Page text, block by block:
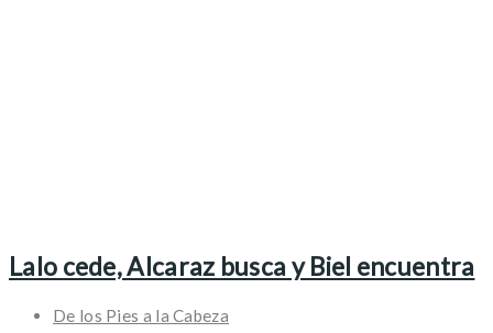
Lalo cede, Alcaraz busca y Biel encuentra
De los Pies a la Cabeza